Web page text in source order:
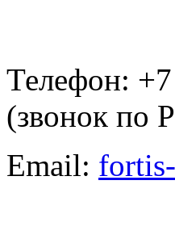
Телефон:
(звонок по
Email: